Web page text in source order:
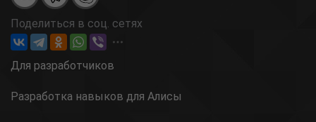
Поделиться в соц. сетях
Для разработчиков
Разработка навыков для Алисы